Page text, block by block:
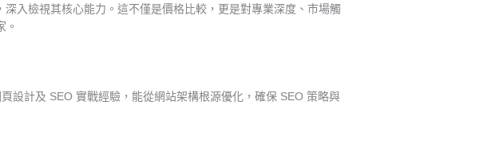
深入檢視其核心能力。這不僅是價格比較，更是對專業深度、市場觸
。
設計及 SEO 實戰經驗，能從網站架構根源優化，確保 SEO 策略與